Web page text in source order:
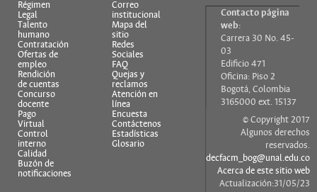
Régimen
Legal
Talento
humano
Contratación
Ofertas de
empleo
Rendición
de cuentas
Concurso
docente
Pago
Virtual
Control
interno
Calidad
Buzón de
notificaciones
Correo
institucional
Mapa del
sitio
Redes
Sociales
FAQ
Quejas y
reclamos
Atención en
línea
Encuesta
Contáctenos
Estadísticas
Glosario
Contacto página
web:
Carrera 30 No. 45-
03
Edificio 471
Oficina: Piso 2
Bogotá, Colombia
3165000 ext. 15137
© Copyright 2017
Algunos derechos
reservados.
decfacm_bog@unal.edu.co
Acerca de este sitio web
Actualización:31/05/23